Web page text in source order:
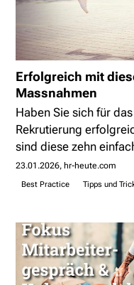
Erfolgreich mit
Massnahmen
Haben Sie sich für
Rekrutierung
sind diese zehn
23.01.2026 hr-heute.com
Best Practice Tipps und